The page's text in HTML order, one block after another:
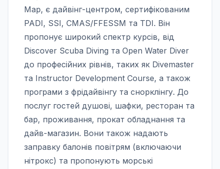
Мар, є дайвінг-центром, сертифікованим
PADI, SSI, CMAS/FFESSM та TDI. Він
пропонує широкий спектр курсів, від
Discover Scuba Diving та Open Water Diver
до професійних рівнів, таких як Divemaster
та Instructor Development Course, а також
програми з фрідайвінгу та снорклінгу. До
послуг гостей душові, шафки, ресторан та
бар, проживання, прокат обладнання та
дайв-магазин. Вони також надають
заправку балонів повітрям (включаючи
нітрокс) та пропонують морські